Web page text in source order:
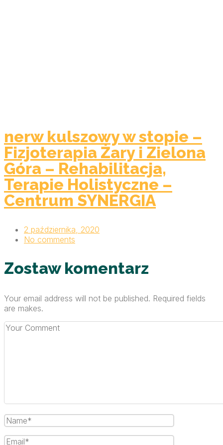
nerw kulszowy w stopie –
Fizjoterapia Żary i Zielona
Góra – Rehabilitacja,
Terapie Holistyczne –
Centrum SYNERGIA
2 października, 2020
No comments
Zostaw komentarz
Your email address will not be published. Required fields
are makes.